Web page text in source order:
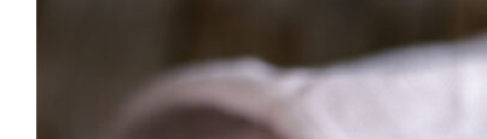
BROTZEIT
DIPS & AUFSTRICHE